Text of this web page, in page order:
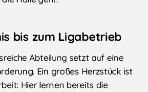
bis zum Ligabetrieb
Abteilung setzt auf eine
Ein großes Herzstück ist
Hier lernen bereits die